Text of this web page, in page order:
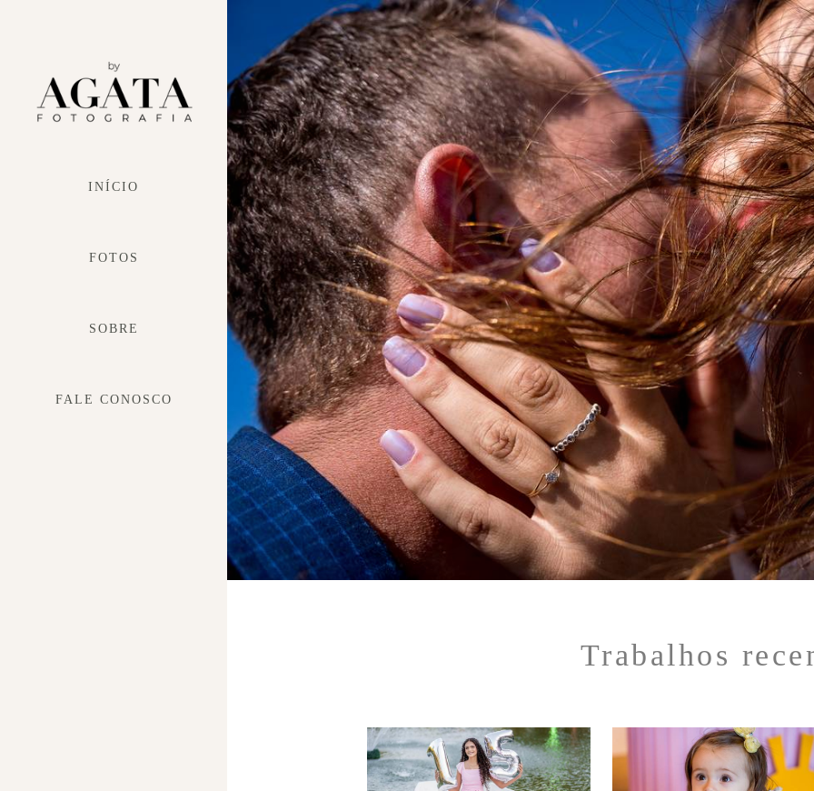
INÍCIO
FOTOS
SOBRE
FALE CONOSCO
Trabalhos